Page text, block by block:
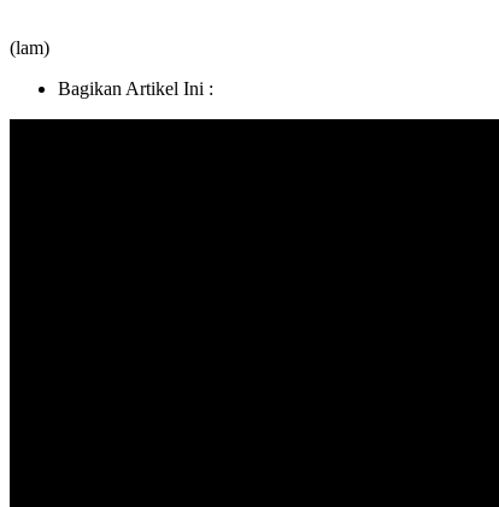
(lam)
Bagikan Artikel Ini :